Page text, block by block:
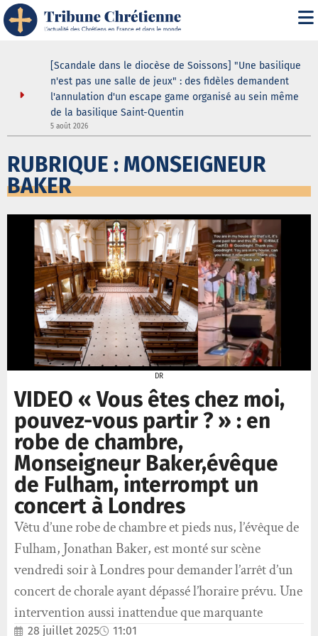
[Scandale dans le diocèse de Soissons] "Une basilique
n'est pas une salle de jeux" : des fidèles demandent
l'annulation d'un escape game organisé au sein même
de la basilique Saint-Quentin
5 août 2026
RUBRIQUE : MONSEIGNEUR
BAKER
DR
VIDEO « Vous êtes chez moi,
pouvez-vous partir ? » : en
robe de chambre,
Monseigneur Baker,évêque
de Fulham, interrompt un
concert à Londres
Vêtu d’une robe de chambre et pieds nus, l’évêque de
Fulham, Jonathan Baker, est monté sur scène
vendredi soir à Londres pour demander l’arrêt d’un
concert de chorale ayant dépassé l’horaire prévu. Une
intervention aussi inattendue que marquante
28 juillet 2025 11:01